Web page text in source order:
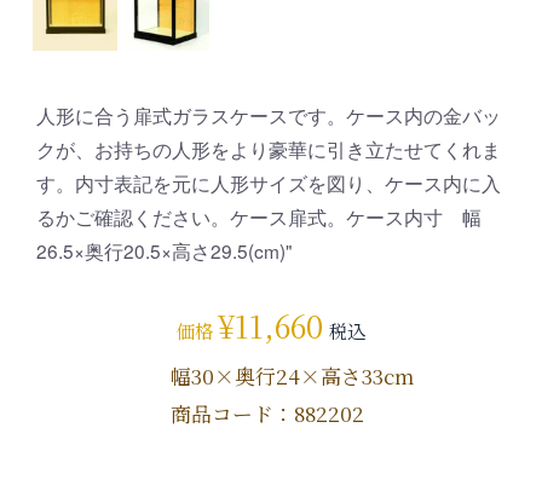
人形に合う扉式ガラスケースです。ケース内の金バッ
クが、お持ちの人形をより豪華に引き立たせてくれま
す。内寸表記を元に人形サイズを図り、ケース内に入
るかご確認ください。ケース扉式。ケース内寸 幅
26.5×奥行20.5×高さ29.5(cm)"
価格 ¥11,660 税込
幅30×奥行24×高さ33cm
商品コード：882202